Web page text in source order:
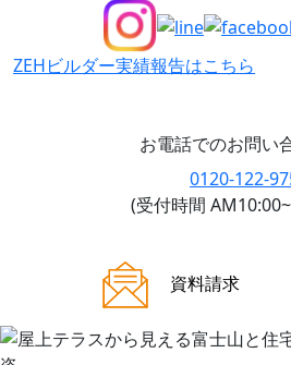
ZEHビルダー実績報告はこちら
お電話でのお問い
0120-122-
(受付時間
資料請求